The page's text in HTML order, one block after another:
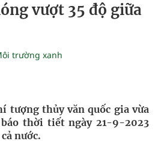
vượt 35 độ giữa
trường xanh
tượng thủy văn quốc gia vừa
thời tiết ngày 21-9-2023
nước.